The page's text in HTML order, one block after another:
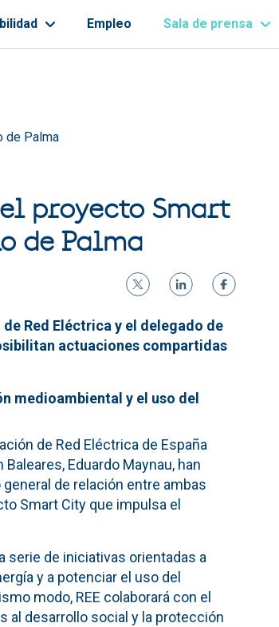
Empleo Sala de prensa
de Palma
proyecto Smart
de Palma
Red Eléctrica y el delegado de
actuaciones compartidas
medioambiental y el uso del
de Red Eléctrica de España
Eduardo Maynau, han
de relación entre ambas
Smart City que impulsa el
serie de iniciativas orientadas a
y a potenciar el uso del
modo, REE colaborará con el
al desarrollo social y la protección